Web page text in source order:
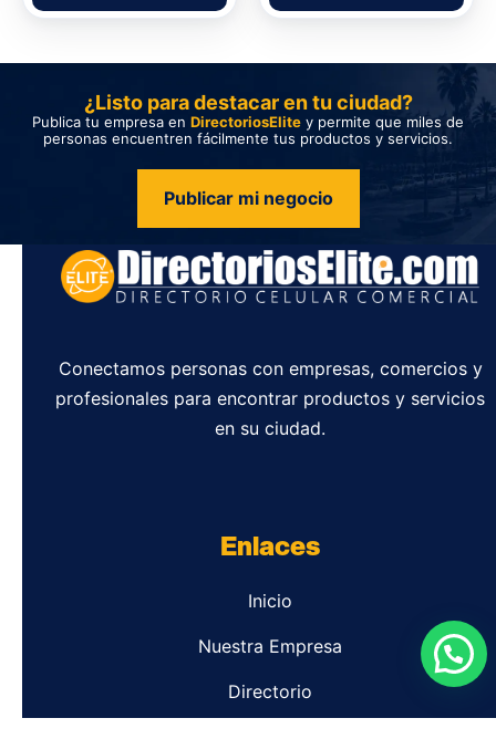
¿Listo para destacar en tu ciudad?
Publica tu empresa en DirectoriosElite y permite que miles de
personas encuentren fácilmente tus productos y servicios.
Publicar mi negocio
Conectamos personas con empresas, comercios y
profesionales para encontrar productos y servicios
en su ciudad.
Enlaces
Inicio
Nuestra Empresa
Directorio